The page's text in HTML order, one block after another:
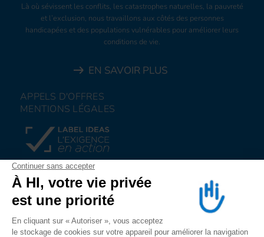
Là où sévissent les conflits, les catastrophes naturelles, la pauvreté
et l’exclusion, nous travaillons aux côtés des personnes
handicapées et des populations vulnérables pour améliorer leurs
conditions de vie.
EN SAVOIR PLUS
APPELS D'OFFRES
MENTIONS LÉGALES
FAIRE UN DON
NOUS REJOINDRE
NOUS ALERTER
SUIVEZ-NOUS SUR
LES RESEAUX SOCIAUX